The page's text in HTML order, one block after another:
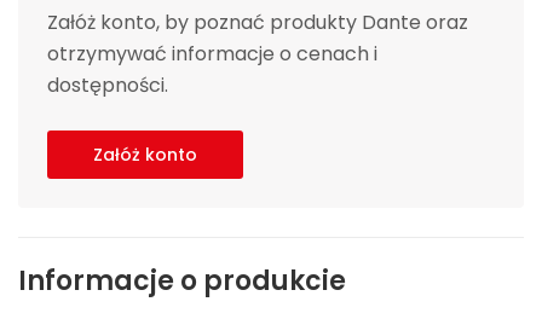
Załóż konto, by poznać produkty Dante oraz
otrzymywać informacje o cenach i
dostępności.
Załóż konto
Informacje o produkcie